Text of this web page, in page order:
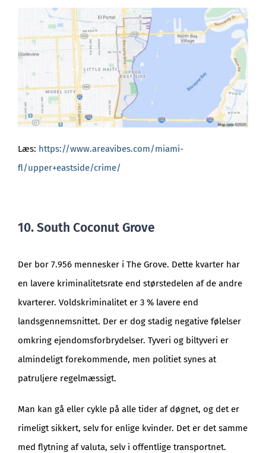
Læs: https://www.areavibes.com/miami-
fl/upper+eastside/crime/
10. South Coconut Grove
Der bor 7.956 mennesker i The Grove. Dette kvarter har
en lavere kriminalitetsrate end størstedelen af de andre
kvarterer. Voldskriminalitet er 3 % lavere end
landsgennemsnittet. Der er dog stadig negative følelser
omkring ejendomsforbrydelser. Tyveri og biltyveri er
almindeligt forekommende, men politiet synes at
patruljere regelmæssigt.
Man kan gå eller cykle på alle tider af døgnet, og det er
rimeligt sikkert, selv for enlige kvinder. Det er det samme
med flytning af valuta, selv i offentlige transportnet.